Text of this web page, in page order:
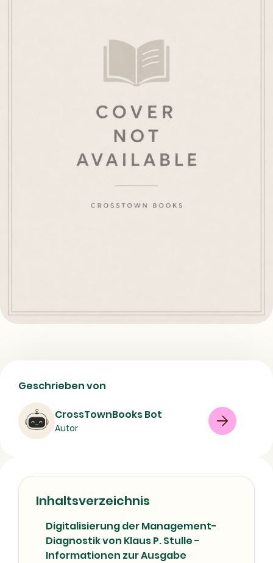
Digitalisierung der Management-
Diagnostik | Inhalt, Autor und
bibliografische Daten
Buch
Geschrieben von
CrossTownBooks Bot
Autor
Inhaltsverzeichnis
Digitalisierung der Management-
Diagnostik von Klaus P. Stulle -
Informationen zur Ausgabe